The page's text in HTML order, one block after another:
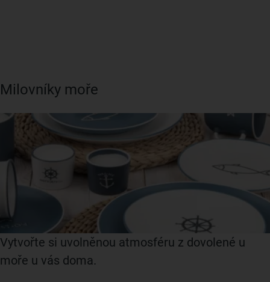
Milovníky moře
Vytvořte si uvolněnou atmosféru z dovolené u
moře u vás doma.